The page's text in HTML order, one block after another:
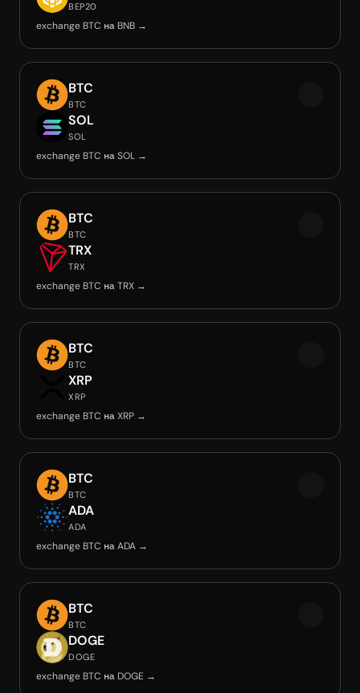
BEP20
exchange BTC на BNB →
BTC
BTC
SOL
SOL
exchange BTC на SOL →
BTC
BTC
TRX
TRX
exchange BTC на TRX →
BTC
BTC
XRP
XRP
exchange BTC на XRP →
BTC
BTC
ADA
ADA
exchange BTC на ADA →
BTC
BTC
DOGE
DOGE
exchange BTC на DOGE →